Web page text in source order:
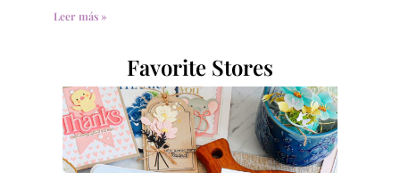
Leer más »
Favorite Stores